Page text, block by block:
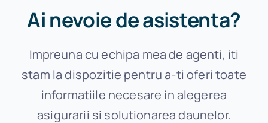
Ai nevoie de asistenta?
Impreuna cu echipa mea de agenti, iti
stam la dispozitie pentru a-ti oferi toate
informatiile necesare in alegerea
asigurarii si solutionarea daunelor.